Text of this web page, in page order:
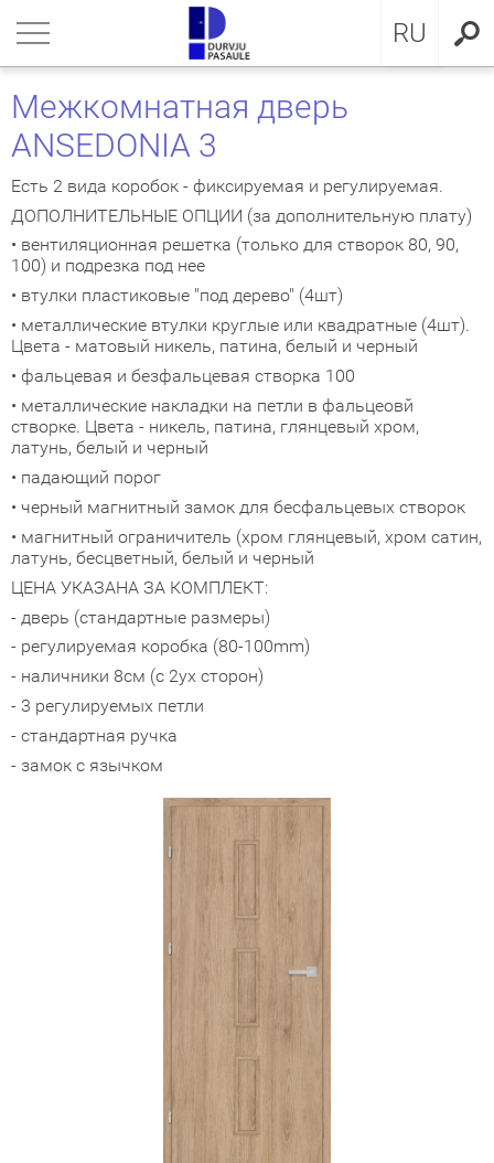
RU
LV
Межкомнатная дверь
ANSEDONIA 3
Есть 2 вида коробок - фиксируемая и регулируемая.
ДОПОЛНИТЕЛЬНЫЕ ОПЦИИ (за дополнительную плату)
• вентиляционная решетка (только для створок 80, 90,
100) и подрезка под нее
• втулки пластиковые "под дерево" (4шт)
• металлические втулки круглые или квадратные (4шт).
Цвета - матовый никель, патина, белый и черный
• фальцевая и безфальцевая створка 100
• металлические накладки на петли в фальцеовй
створке. Цвета - никель, патина, глянцевый хром,
латунь, белый и черный
• падающий порог
• черный магнитный замок для бесфальцевых створок
• магнитный ограничитель (хром глянцевый, хром сатин,
латунь, бесцветный, белый и черный
ЦЕНА УКАЗАНА ЗА КОМПЛЕКТ:
- дверь (стандартные размеры)
- регулируемая коробка (80-100mm)
- наличники 8см (с 2ух сторон)
- 3 регулируемых петли
- стандартная ручка
- замок с язычком
В ДОМ
ДВЕРИ
ОБОИ
коллекция
входные двери для
входные двери для
двери с МДФ
входные двери
64mm
входные двери
GLASS
INOX
CLASSIC
MODERN
двери
сложного исполнения
классика
двери
коллекция
коллекция
коллекция
двери
двери
двери (дверь-книжка)
конфиденциальности
Cookies